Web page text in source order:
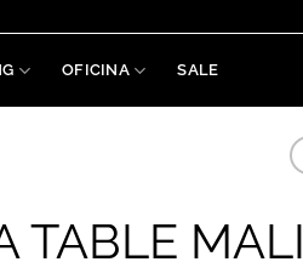
OFICINA SALE
TABLE MALI